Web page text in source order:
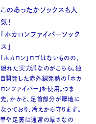
このあったかソックスも人
気！
「ホカロンファイバーソック
ス」
「ホカロン」ロゴはないものの、
隠れた実力派なのがこちら。独
自開発した赤外線発熱の「ホカ
ロンファイバー」を使用。つま
先、かかと、足首部分が厚地に
なっており、冷えから守ります。
甲や足裏は通常の厚さなの